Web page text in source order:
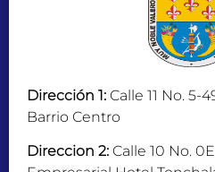
Dirección 1: Calle 11 No. 5-
Barrio Centro
Direccion 2: Calle 10 No.